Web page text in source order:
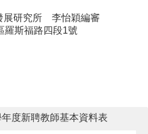
展研究所 李怡穎編審
羅斯福路四段1號
度新聘教師基本資料表